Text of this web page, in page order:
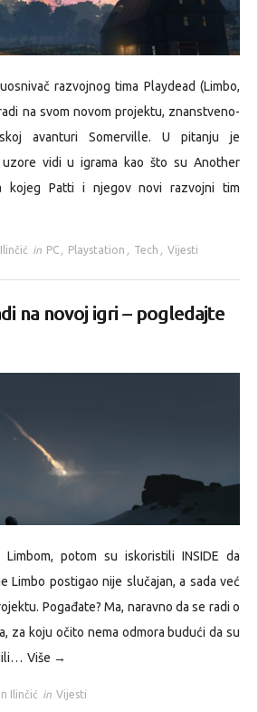
razvojnog tima Playdead (Limbo,
na svom novom projektu, znanstveno-
avanturi Somerville. U pitanju je
vidi u igrama kao što su Another
kojeg Patti i njegov novi razvojni tim
in PC , Playstation , Tech , Vijesti
na novoj igri – pogledajte
potom su iskoristili INSIDE da
Limbo postigao nije slučajan, a sada već
Pogađate? Ma, naravno da se radi o
za koju očito nema odmora budući da su
Više →
Ilinčić in Vijesti